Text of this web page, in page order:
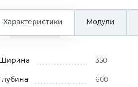
Характеристики Модули
Ширина 350
Глубина 600